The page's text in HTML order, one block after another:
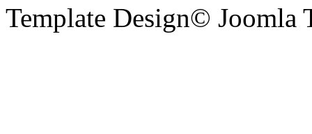
Template Design© Joomla